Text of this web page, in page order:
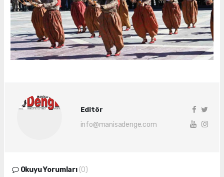
Editör
info@manisadenge.com
Okuyu Yorumları (0)